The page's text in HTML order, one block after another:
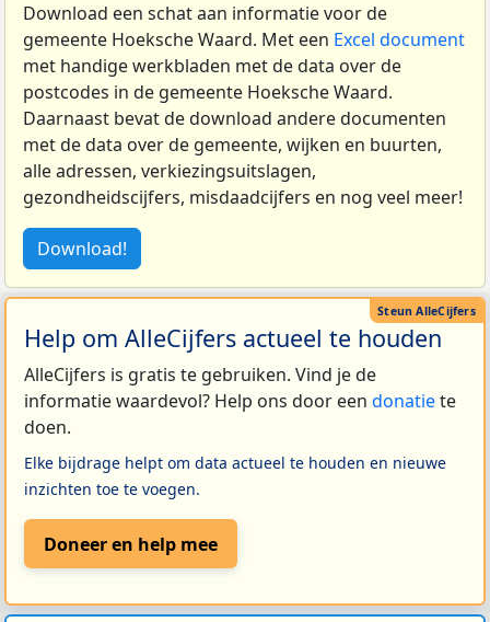
Download een schat aan informatie voor de
gemeente Hoeksche Waard. Met een Excel document
met handige werkbladen met de data over de
postcodes in de gemeente Hoeksche Waard.
Daarnaast bevat de download andere documenten
met de data over de gemeente, wijken en buurten,
alle adressen, verkiezingsuitslagen,
gezondheidscijfers, misdaadcijfers en nog veel meer!
Download!
Help om AlleCijfers actueel te houden
AlleCijfers is gratis te gebruiken. Vind je de
informatie waardevol? Help ons door een donatiete
doen.
Elke bijdrage helpt om data actueel te houden en nieuwe
inzichten toe te voegen.
Doneer en help mee